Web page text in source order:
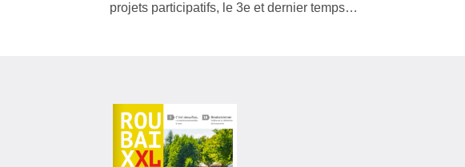
projets participatifs, le 3e et dernier temps…